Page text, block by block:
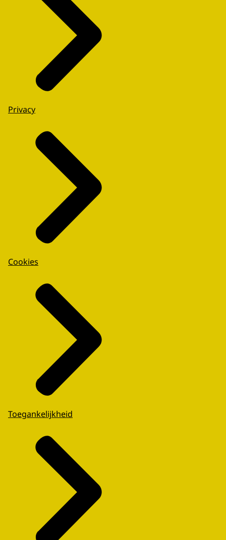
Privacy
Cookies
Toegankelijkheid